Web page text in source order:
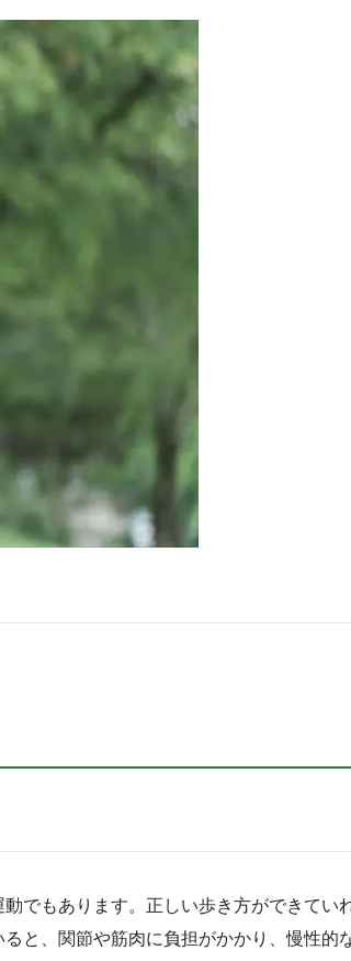
でもあります。正しい歩き方ができてい
と、関節や筋肉に負担がかかり、慢性的